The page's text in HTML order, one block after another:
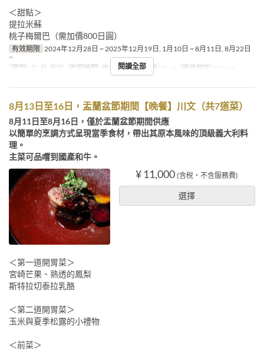
＜甜點＞
提拉米蘇
桃子梅爾巴（需加價800日圓）
有效期限 2024年12月28日 ~ 2025年12月19日, 1月10日 ~ 8月11日, 8月22日
~
星期 六, 日, 假日 進餐時間 晚餐 最大下單數 2 ~ 6 座位類別 Dining
閱讀全部
8月13日至16日，盂蘭盆節期間【晚餐】川文（共7道菜）
8月11日至8月16日，僅於盂蘭盆節期間供應
以簡單的烹調方式呈現當季食材，帶出其原本風味的頂級義大利料
理。
主菜可品嚐到國產和牛。
¥ 11,000 (含稅・不含服務費)
選擇
＜第一道開胃菜＞
宮崎芒果、熟透的鳳梨
斯特拉切泰拉乳酪
＜第二道開胃菜＞
玉米與夏季松露的小禮物
＜前菜＞